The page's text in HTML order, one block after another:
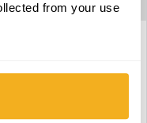
from your use